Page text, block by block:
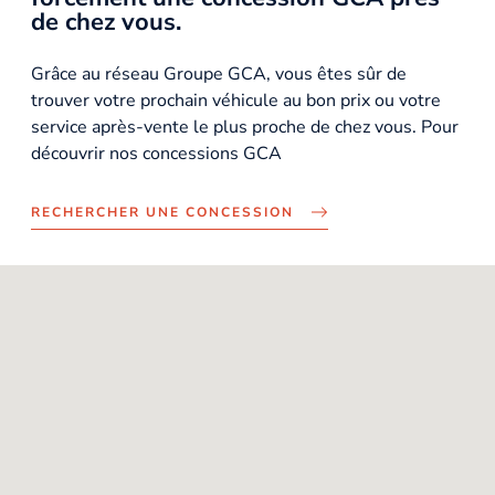
10
de chez vous.
Grâce au réseau Groupe GCA, vous êtes sûr de
trouver votre prochain véhicule au bon prix ou votre
service après-vente le plus proche de chez vous. Pour
découvrir nos concessions GCA
RECHERCHER UNE CONCESSION